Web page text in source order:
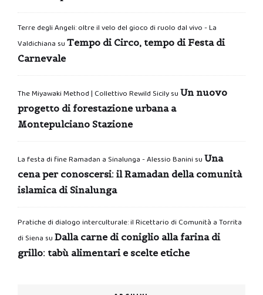
Terre degli Angeli: oltre il velo del gioco di ruolo dal vivo - La
Valdichiana su Tempo di Circo, tempo di Festa di
Carnevale
The Miyawaki Method | Collettivo Rewild Sicilysu Un nuovo
progetto di forestazione urbana a
Montepulciano Stazione
La festa di fine Ramadan a Sinalunga - Alessio Banini su Una
cena per conoscersi: il Ramadan della comunità
islamica di Sinalunga
Pratiche di dialogo interculturale: il Ricettario di Comunità a Torrita
di Siena su Dalla carne di coniglio alla farina di
grillo: tabù alimentari e scelte etiche